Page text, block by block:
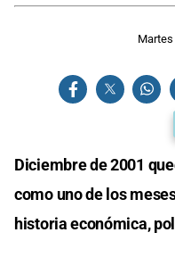
Martes
Diciembre de 2001
como uno de los
historia económica,